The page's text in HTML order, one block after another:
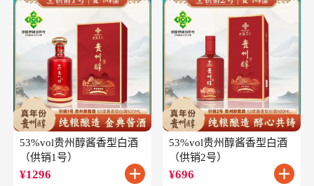
53%vol贵州醇酱香型白酒
（供销1号）
¥1296
53%vol贵州醇酱香型白酒
（供销2号）
¥696